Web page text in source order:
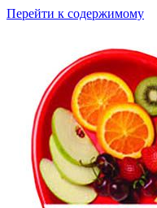
Перейти к содержимому